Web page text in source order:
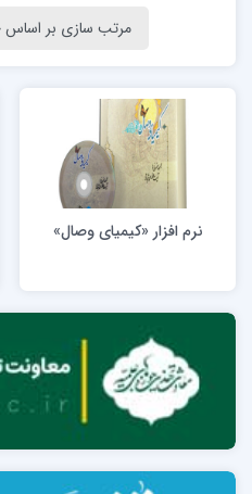
نرم افزار «کیمیای وصال»